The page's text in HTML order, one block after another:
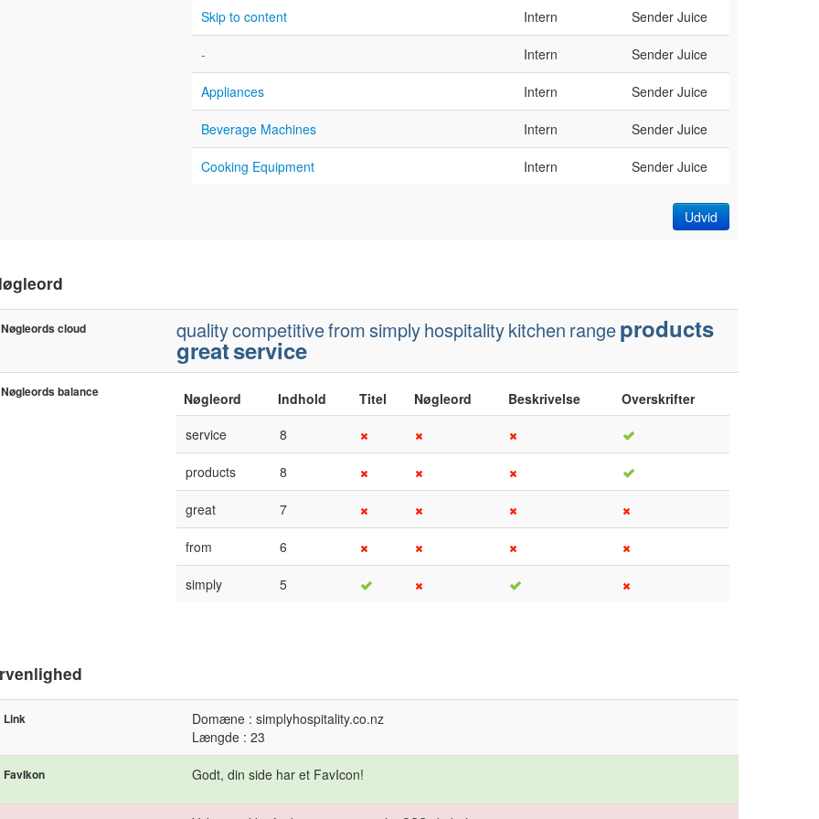
Skip to content Intern Sender Juice
- Intern Sender Juice
Appliances Intern Sender Juice
Beverage Machines Intern Sender Juice
Cooking Equipment Intern Sender Juice
Udvid
Nøgleords cloud qualitycompetitivefromsimplyhospitalitykitchen rangeproducts
greatservice
Nøgleords balance Nøgleord Indhold Titel Nøgleord Beskrivelse
Overskrifter
service
8
products 8
great 7
from 6
simply 5
Link
Domæne : simplyhospitality.co.nz
Længde : 23
FavIkon Godt, din side har et FavIcon!